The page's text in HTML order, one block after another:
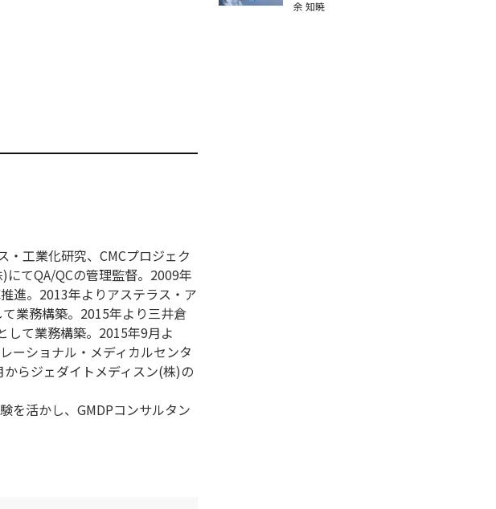
工業化研究、CMCプロジェク
にてQA/QCの管理監督。2009年
進。2013年よりアステラス・ア
業務構築。2015年より三井倉
して業務構築。2015年9月よ
ーショナル・メディカルセンタ
らジェダイトメディスン(株)の
を活かし、GMDPコンサルタン
余 知暁